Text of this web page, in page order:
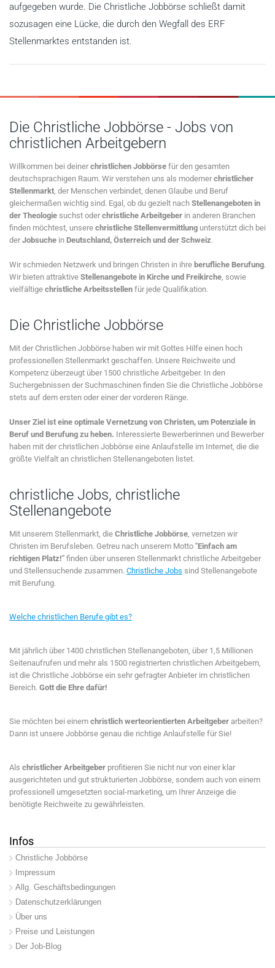
aufgegeben wurde. Die Christliche Jobbörse schließt damit
sozusagen eine Lücke, die durch den Wegfall des ERF
Stellenmarktes entstanden ist.
Die Christliche Jobbörse - Jobs von
christlichen Arbeitgebern
Willkommen bei deinerchristlichen Jobbörse für den gesamten
deutschsprachigen Raum. Wir verstehen uns als modernerchristlicher
Stellenmarkt , der Menschen verbindet, denen Glaube und Beruf
gleichermaßen wichtig sind. Egal, ob du gezielt nach Stellenangeboten in
der Theologie suchst oderchristliche Arbeitgeber in anderen Branchen
finden möchtest, unsere christliche Stellenvermittlung unterstützt dich bei
derJobsuche in Deutschland, Österreich und der Schweiz.
Wir schmieden Netzwerk und bringen Christen in ihre berufliche Berufung.
Wir bieten attraktive Stellenangebote in Kirche und Freikirche , sowie
vielfältige christliche Arbeitsstellen für jede Qualifikation.
Die Christliche Jobbörse
Mit der Christlichen Jobbörse haben wir mit Gottes Hilfe einen hoch
professionellen Stellenmarkt geschaffen. Unsere Reichweite und
Kompetenz überzeugt über 1500 christliche Arbeitgeber. In den
Suchergebnissen der Suchmaschinen finden Sie die Christliche Jobbörse
stets auf dem ersten oder einer der vorderen Ränge.
Unser Ziel ist eine optimale Vernetzung von Christen, um Potenziale in
Beruf und Berufung zu heben. Interessierte Bewerberinnen und Bewerber
haben mit der christlichen Jobbörse eine Anlaufstelle im Internet, die die
größte Vielfalt an christlichen Stellenangeboten listet.
christliche Jobs, christliche
Stellenangebote
Mit unserem Stellenmarkt, die Christliche Jobbörse , vernetzen wir
Christen im Berufsleben. Getreu nach unserem Motto "Einfach am
richtigen Platz!" finden über unseren Stellenmarkt christliche Arbeitgeber
und Stellensuchende zusammen. Christliche Jobs sind Stellenangebote
mit Berufung.
Welche christlichen Berufe gibt es?
Mit jährlich über 1400 christlichen Stellenangeboten, über 1,5 Millionen
Seitenaufrufen und mehr als 1500 registrierten christlichen Arbeitgebern,
ist die Christliche Jobbörse ein sehr gefragter Anbieter im christlichen
Bereich. Gott die Ehre dafür!
Sie möchten bei einem christlich werteorientierten Arbeitgeber arbeiten?
Dann ist unsere Jobbörse genau die richtige Anlaufstelle für Sie!
Als christlicher Arbeitgeber profitieren Sie nicht nur von einer klar
ausgerichteten und gut strukturierten Jobbörse, sondern auch von einem
professionell umgesetzten social-marketing, um Ihrer Anzeige die
benötigte Reichweite zu gewährleisten.
Infos
Christliche Jobbörse
Impressum
Allg. Geschäftsbedingungen
Datenschutzerklärungen
Über uns
Preise und Leistungen
Der Job-Blog